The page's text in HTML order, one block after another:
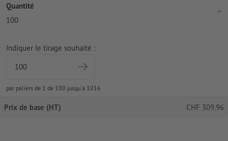
Quantité
100
Indiquer le tirage souhaité :
par paliers de 1 de 100 jusqu'à 1016
Prix de base (HT) CHF 309.96